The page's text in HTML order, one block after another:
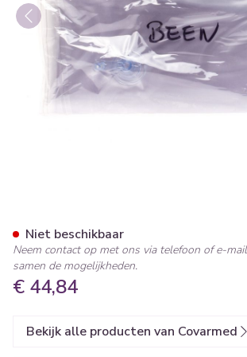
€ 44,84
Niet beschikbaar
Neem contact op met ons via telefoon of e-
samen de mogelijkheden.
Bekijk alle producten van Covarmed